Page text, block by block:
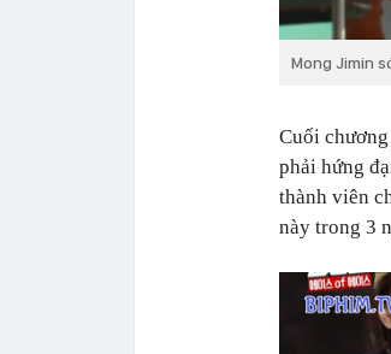
Mong Jimin
Cuối
phải hứng
thành viên
này trong 3